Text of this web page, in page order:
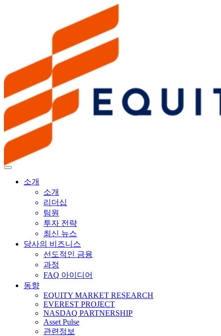
소개
소개
리더십
팀원
투자 전략
최신 뉴스
당사의 비즈니스
선도적인 금융
과정
FAQ 아이디어
동향
EQUITY MARKET RESEARCH
EVEREST PROJECT
NASDAQ PARTNERSHIP
Asset Pulse
관련정보